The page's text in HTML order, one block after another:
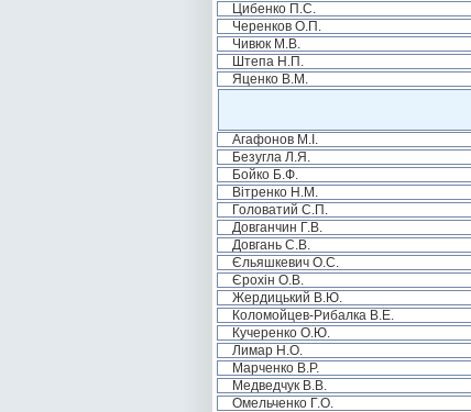
Цибенко П.С.
Черенков О.П.
Чивюк М.В.
Штепа Н.П.
Яценко В.М.
Агафонов М.І.
Безугла Л.Я.
Бойко Б.Ф.
Вітренко Н.М.
Головатий С.П.
Довганчин Г.В.
Довгань С.В.
Єльяшкевич О.С.
Єрохін О.В.
Жердицький В.Ю.
Коломойцев-Рибалка В.Е.
Кучеренко О.Ю.
Лимар Н.О.
Марченко В.Р.
Медведчук В.В.
Омельченко Г.О.